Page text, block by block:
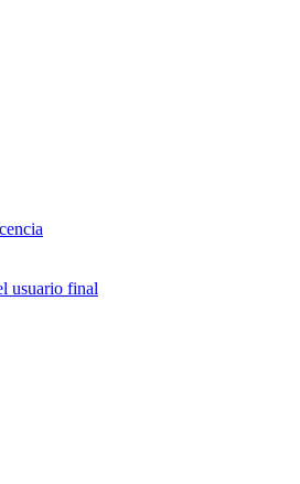
usuario final